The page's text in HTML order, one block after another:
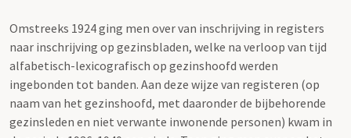
Omstreeks 1924 ging men over van inschrijving in registers
naar inschrijving op gezinsbladen, welke na verloop van tijd
alfabetisch-lexicografisch op gezinshoofd werden
ingebonden tot banden. Aan deze wijze van registeren (op
naam van het gezinshoofd, met daaronder de bijbehorende
gezinsleden en niet verwante inwonende personen) kwam in